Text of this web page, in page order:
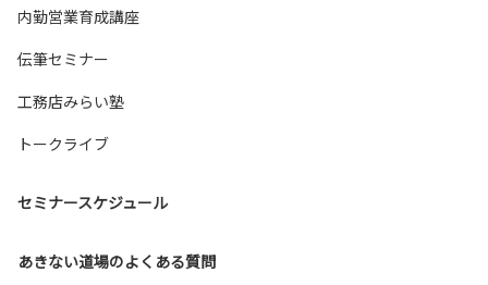
内勤営業育成講座
伝筆セミナー
工務店みらい塾
トークライブ
セミナースケジュール
あきない道場のよくある質問